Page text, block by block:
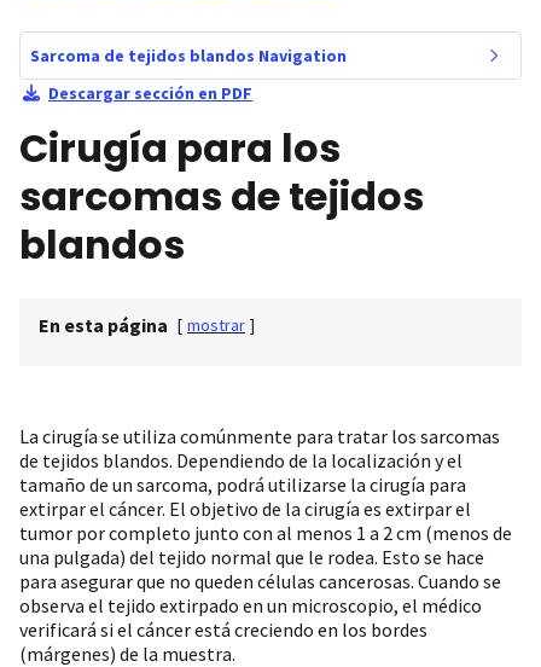
Sarcoma de tejidos blandos Navigation
Descargar sección en PDF
Cirugía para los
sarcomas de tejidos
blandos
En esta página [ mostrar ]
La cirugía se utiliza comúnmente para tratar los sarcomas
de tejidos blandos. Dependiendo de la localización y el
tamaño de un sarcoma, podrá utilizarse la cirugía para
extirpar el cáncer. El objetivo de la cirugía es extirpar el
tumor por completo junto con al menos 1 a 2 cm (menos de
una pulgada) del tejido normal que le rodea. Esto se hace
para asegurar que no queden células cancerosas. Cuando se
observa el tejido extirpado en un microscopio, el médico
verificará si el cáncer está creciendo en los bordes
(márgenes) de la muestra.